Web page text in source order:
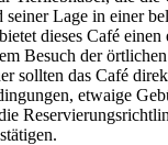
Lage in einer
dieses Café
Besuch der
sollten das Café
etwaige